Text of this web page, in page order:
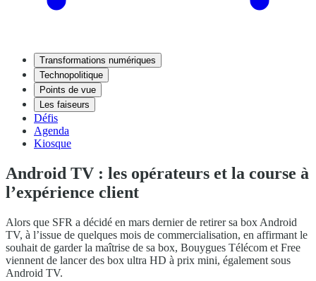
Transformations numériques
Technopolitique
Points de vue
Les faiseurs
Défis
Agenda
Kiosque
Android TV : les opérateurs et la course à
l’expérience client
Alors que SFR a décidé en mars dernier de retirer sa box Android
TV, à l’issue de quelques mois de commercialisation, en affirmant le
souhait de garder la maîtrise de sa box, Bouygues Télécom et Free
viennent de lancer des box ultra HD à prix mini, également sous
Android TV.